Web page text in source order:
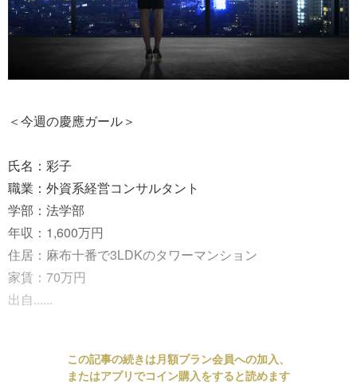
＜今週の慶應ガール＞
氏名：彩子
職業：外資系経営コンサルタント
学部：法学部
年収：1,600万円
住居：麻布十番で3LDKのタワーマンション
家賃：70万円
出自......
この記事の続きは月額プラン会員への加入、
またはアプリでコイン購入をすると読めます